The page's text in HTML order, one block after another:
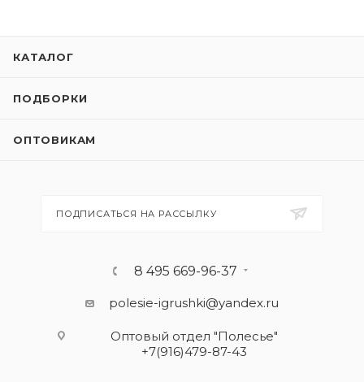
КАТАЛОГ
ПОДБОРКИ
ОПТОВИКАМ
ПОДПИСАТЬСЯ НА РАССЫЛКУ
8 495 669-96-37
polesie-igrushki@yandex.ru
Оптовый отдел "Полесье"
+7(916)479-87-43